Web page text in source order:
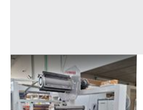
Avvolgitrice
Spoleto (Perugia)
Offerta minima
9.387 €